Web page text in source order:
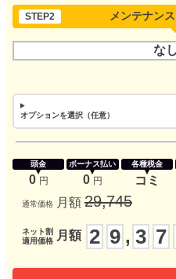
STEP2 メンテナン
なし
オプションを選択（任意）
頭金
0 円
ボーナス払い
0 円
各種税金
コミ
通常価格 月額 29,745
ネット割
適用価格
月額 2 9 , 3 7